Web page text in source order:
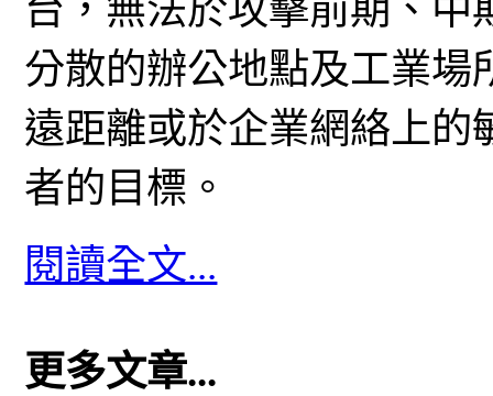
台，無法於攻擊前期、
分散的辦公地點及工業場
遠距離或於企業網絡上的
者的目標。
閱讀全文...
更多文章...